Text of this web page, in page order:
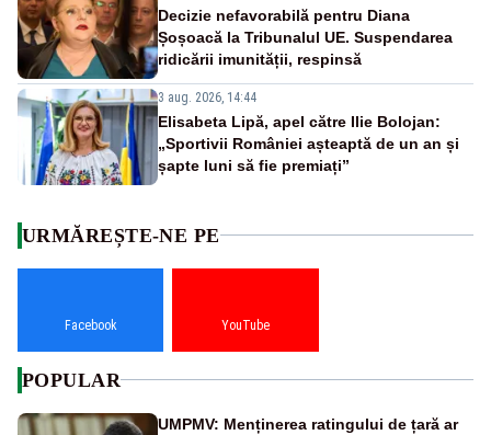
Decizie nefavorabilă pentru Diana
Șoșoacă la Tribunalul UE. Suspendarea
ridicării imunității, respinsă
3 aug. 2026, 14:44
Elisabeta Lipă, apel către Ilie Bolojan:
„Sportivii României așteaptă de un an și
șapte luni să fie premiați”
URMĂREȘTE-NE PE
Facebook YouTube
POPULAR
UMPMV: Menținerea ratingului de țară ar